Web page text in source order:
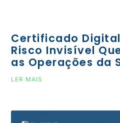
Certificado
Risco Invisível
as Operações da
LER MAIS